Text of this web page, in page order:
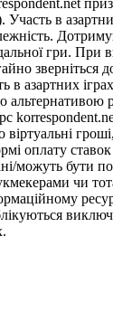
Участь в
гри. При
зверніться
в азартних
альтернативою
віртуальні
оплату
можуть бути
чи